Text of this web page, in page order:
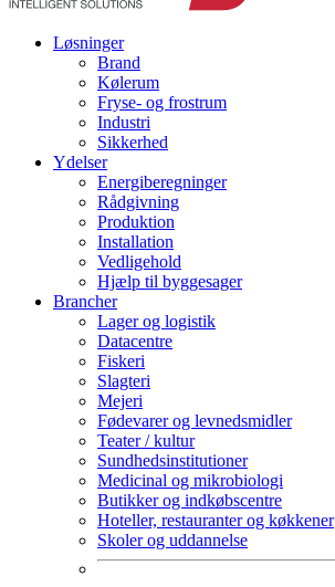
Løsninger
Brand
Kølerum
Fryse- og frostrum
Industri
Sikkerhed
Ydelser
Energiberegninger
Rådgivning
Produktion
Installation
Vedligehold
Hjælp til byggesager
Brancher
Lager og logistik
Datacentre
Fiskeri
Slagteri
Mejeri
Fødevarer og levnedsmidler
Teater / kultur
Sundhedsinstitutioner
Medicinal og mikrobiologi
Butikker og indkøbscentre
Hoteller, restauranter og køkkener
Skoler og uddannelse